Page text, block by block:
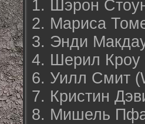
1. Шэрон
2. Мариса
3. Энди
4. Шерил Кроу
6. Уилл Смит
7. Кристин
8. Мишель